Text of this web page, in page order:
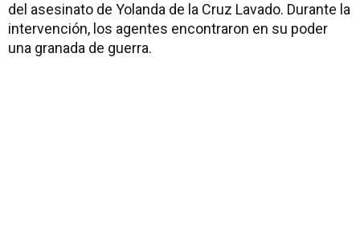
del asesinato de Yolanda de la Cruz Lavado. Durante la
intervención, los agentes encontraron en su poder
una granada de guerra.